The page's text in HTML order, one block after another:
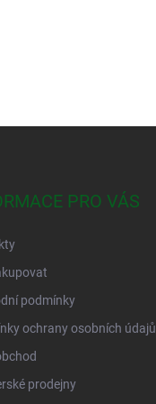
PRO VÁS
podmínky
ochrany osobních údajů
prodejny